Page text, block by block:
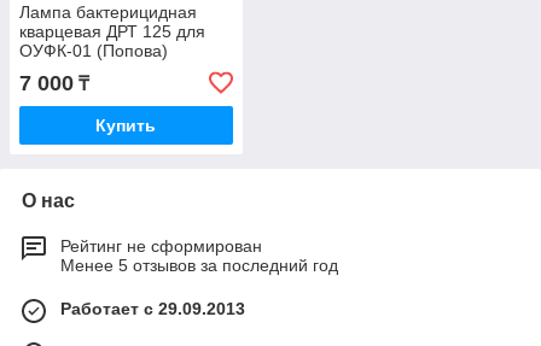
Лампа бактерицидная
кварцевая ДРТ 125 для
ОУФК-01 (Попова)
7 000 ₸
Купить
О нас
Рейтинг не сформирован
Менее 5 отзывов за последний год
Работает с 29.09.2013